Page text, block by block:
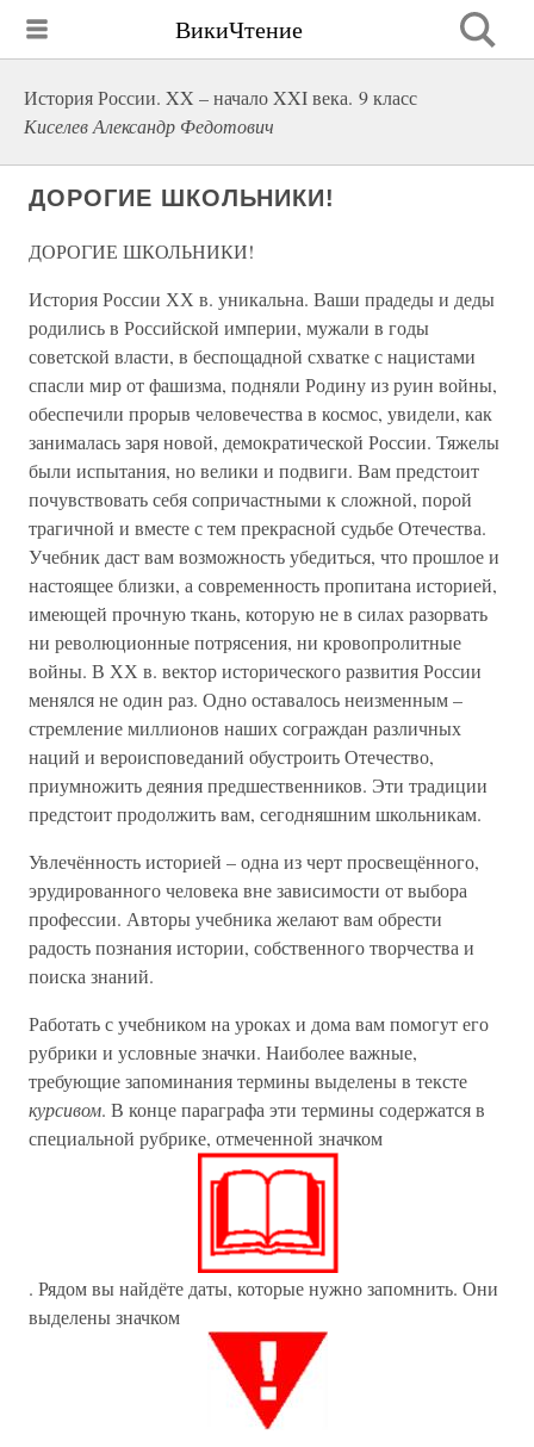
ВикиЧтение
История России. XX – начало XXI века. 9 класс
Киселев Александр Федотович
ДОРОГИЕ ШКОЛЬНИКИ!
ДОРОГИЕ ШКОЛЬНИКИ!
История России ХХ в. уникальна. Ваши прадеды и деды
родились в Российской империи, мужали в годы
советской власти, в беспощадной схватке с нацистами
спасли мир от фашизма, подняли Родину из руин войны,
обеспечили прорыв человечества в космос, увидели, как
занималась заря новой, демократической России. Тяжелы
были испытания, но велики и подвиги. Вам предстоит
почувствовать себя сопричастными к сложной, порой
трагичной и вместе с тем прекрасной судьбе Отечества.
Учебник даст вам возможность убедиться, что прошлое и
настоящее близки, а современность пропитана историей,
имеющей прочную ткань, которую не в силах разорвать
ни революционные потрясения, ни кровопролитные
войны. В ХХ в. вектор исторического развития России
менялся не один раз. Одно оставалось неизменным –
стремление миллионов наших сограждан различных
наций и вероисповеданий обустроить Отечество,
приумножить деяния предшественников. Эти традиции
предстоит продолжить вам, сегодняшним школьникам.
Увлечённость историей – одна из черт просвещённого,
эрудированного человека вне зависимости от выбора
профессии. Авторы учебника желают вам обрести
радость познания истории, собственного творчества и
поиска знаний.
Работать с учебником на уроках и дома вам помогут его
рубрики и условные значки. Наиболее важные,
требующие запоминания термины выделены в тексте
курсивом. В конце параграфа эти термины содержатся в
специальной рубрике, отмеченной значком
. Рядом вы найдёте даты, которые нужно запомнить. Они
выделены значком